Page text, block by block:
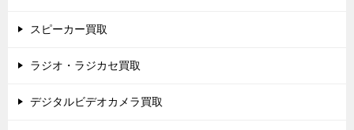
スピーカー買取
ラジオ・ラジカセ買取
デジタルビデオカメラ買取